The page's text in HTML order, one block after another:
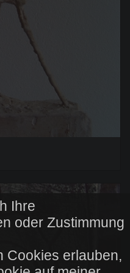
Ihre
oder Zustimmung
Cookies erlauben,